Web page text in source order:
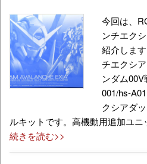
今回は、
ンチエク
紹介しま
チエクシ
ンダム
001/hs-
クシアダ
ルキットです。高機動用追加ユ
続きを読む>>